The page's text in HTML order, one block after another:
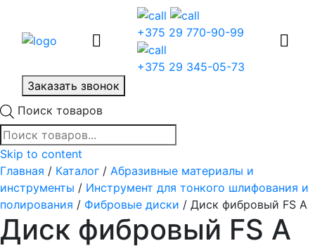
+375 29 770-90-99
+375 29 345-05-73
Заказать звонок
Поиск товаров
Skip to content
Главная / Каталог / Абразивные материалы и
инструменты / Инструмент для тонкого шлифования и
полирования / Фибровые диски / Диск фибровый FS A
Диск фибровый FS A